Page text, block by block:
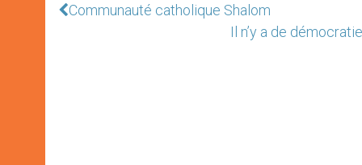
Communauté catholique Shalom
Il n’y a de